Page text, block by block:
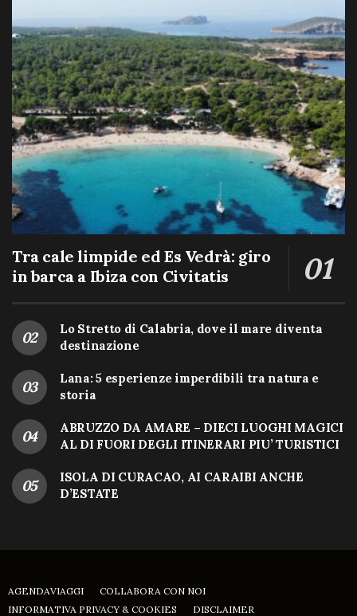
Tra cale limpide ed Es Vedrà: giro
in barca a Ibiza con Civitatis
Lo Stretto di Calabria, dove il mare diventa
destinazione
Lana: 5 esperienze imperdibili tra natura e
storia
ABRUZZO DA AMARE – DIECI LUOGHI MAGICI
AL DI FUORI DEGLI ITINERARI PIU’ TURISTICI
ISOLA DI CURACAO, AI CARAIBI ANCHE
D’ESTATE
AGENDAVIAGGI
COLLABORA CON NOI
INFORMATIVA PRIVACY & COOKIES
DISCLAIMER